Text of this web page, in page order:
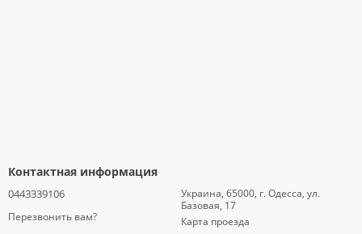
Контактная информация
0443339106
Перезвонить вам?
Украина, 65000, г. Одесса, ул.
Базовая, 17
Карта проезда